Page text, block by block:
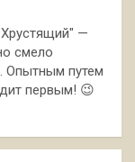
—
смело
Опытным путем
первым! 😉